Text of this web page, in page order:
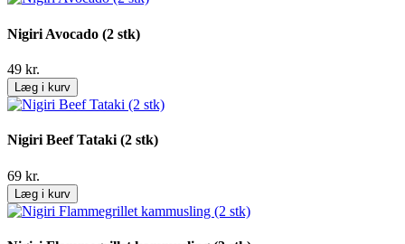
Nigiri Avocado (2 stk)
49 kr.
Læg i kurv
Nigiri Beef Tataki (2 stk)
69 kr.
Læg i kurv